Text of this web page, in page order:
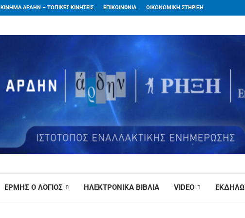
ΚΙΝΗΜΑ ΑΡΔΗΝ – ΤΟΠΙΚΕΣ ΚΙΝΗΣΕΙΣ ΕΠΙΚΟΙΝΩΝΙΑ ΟΙΚΟΝΟΜΙΚΗ ΣΤΗΡΙΞΗ
ΕΡΜΗΣ Ο ΛΟΓΙΟΣ ΗΛΕΚΤΡΟΝΙΚΑ ΒΙΒΛΙΑ VIDEO